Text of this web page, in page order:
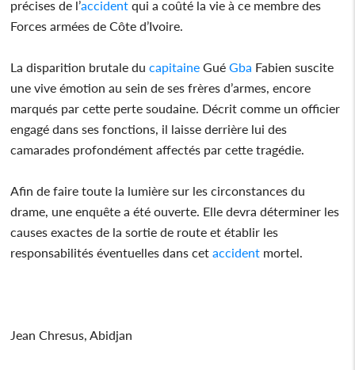
précises de l’accident qui a coûté la vie à ce membre des
Forces armées de Côte d’Ivoire.
La disparition brutale ducapitaine GuéGba Fabien suscite
une vive émotion au sein de ses frères d’armes, encore
marqués par cette perte soudaine. Décrit comme un officier
engagé dans ses fonctions, il laisse derrière lui des
camarades profondément affectés par cette tragédie.
Afin de faire toute la lumière sur les circonstances du
drame, une enquête a été ouverte. Elle devra déterminer les
causes exactes de la sortie de route et établir les
responsabilités éventuelles dans cetaccident mortel.
Jean Chresus, Abidjan